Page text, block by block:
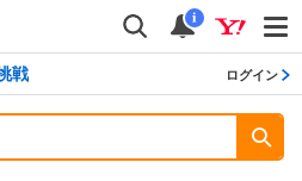
検索
通知
i
戦 ログイン